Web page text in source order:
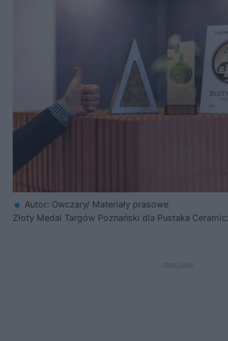
Autor: Owczary/ Materiały prasowe
Złoty Medal Targów Poznański dla Pustaka